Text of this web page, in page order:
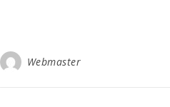
Webmaster